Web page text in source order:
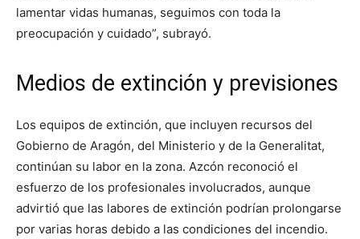
lamentar vidas humanas, seguimos con toda la
preocupación y cuidado”, subrayó.
Medios de extinción y previsiones
Los equipos de extinción, que incluyen recursos del
Gobierno de Aragón, del Ministerio y de la Generalitat,
continúan su labor en la zona. Azcón reconoció el
esfuerzo de los profesionales involucrados, aunque
advirtió que las labores de extinción podrían prolongarse
por varias horas debido a las condiciones del incendio.